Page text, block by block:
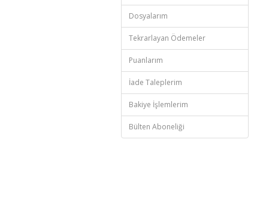
Dosyalarım
Tekrarlayan Ödemeler
Puanlarım
İade Taleplerim
Bakiye İşlemlerim
Bülten Aboneliği